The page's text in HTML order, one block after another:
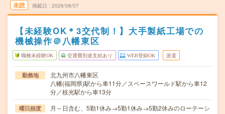
未読 掲載日 2026/08/07
【未経験OK＊3交代制！】大手製紙工場での
機械操作＠八幡東区
職種未経験OK 交通費別途支給あり WEB登録OK 派遣
勤務地
北九州市八幡東区
八幡(福岡県)駅から車11分／スペースワールド駅から車12
分／枝光駅から車13分
曜日頻度
月～日含む、5勤1休み→5勤1休み→5勤2休みのローテーシ